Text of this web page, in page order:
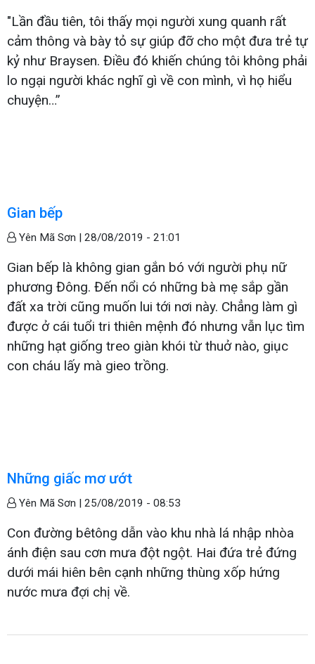
"Lần đầu tiên, tôi thấy mọi người xung quanh rất
cảm thông và bày tỏ sự giúp đỡ cho một đưa trẻ tự
kỷ như Braysen. Điều đó khiến chúng tôi không phải
lo ngại người khác nghĩ gì về con mình, vì họ hiểu
chuyện…”
Gian bếp
Yên Mã Sơn | 28/08/2019 - 21:01
Gian bếp là không gian gắn bó với người phụ nữ
phương Đông. Đến nổi có những bà mẹ sắp gần
đất xa trời cũng muốn lui tới nơi này. Chẳng làm gì
được ở cái tuổi tri thiên mệnh đó nhưng vẫn lục tìm
những hạt giống treo giàn khói từ thuở nào, giục
con cháu lấy mà gieo trồng.
Những giấc mơ ướt
Yên Mã Sơn | 25/08/2019 - 08:53
Con đường bêtông dẫn vào khu nhà lá nhập nhòa
ánh điện sau cơn mưa đột ngột. Hai đứa trẻ đứng
dưới mái hiên bên cạnh những thùng xốp hứng
nước mưa đợi chị về.